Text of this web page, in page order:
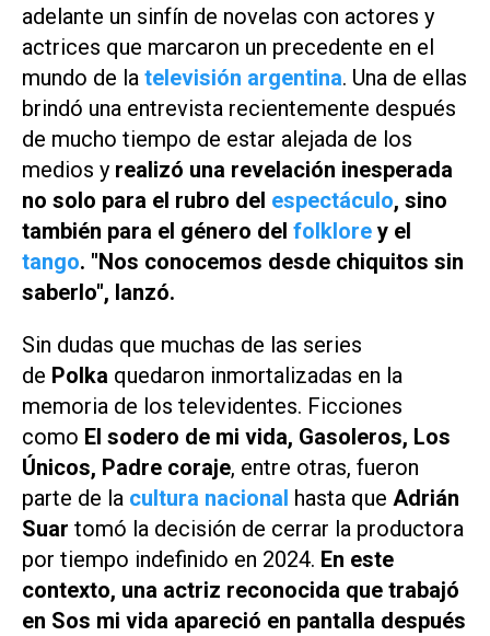
adelante un sinfín de novelas con actores y
actrices que marcaron un precedente en el
mundo de la televisión argentina. Una de ellas
brindó una entrevista recientemente después
de mucho tiempo de estar alejada de los
medios y realizó una revelación inesperada
no solo para el rubro del espectáculo, sino
también para el género del folklore y el
tango. "Nos conocemos desde chiquitos sin
saberlo", lanzó.
Sin dudas que muchas de las series
de Polka quedaron inmortalizadas en la
memoria de los televidentes. Ficciones
como El sodero de mi vida, Gasoleros, Los
Únicos, Padre coraje, entre otras, fueron
parte de la cultura nacional hasta que Adrián
Suar tomó la decisión de cerrar la productora
por tiempo indefinido en 2024. En este
contexto, una actriz reconocida que trabajó
en Sos mi vida apareció en pantalla después